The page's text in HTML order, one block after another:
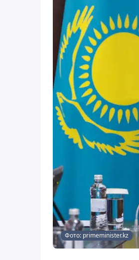
Фото: primeminister.kz